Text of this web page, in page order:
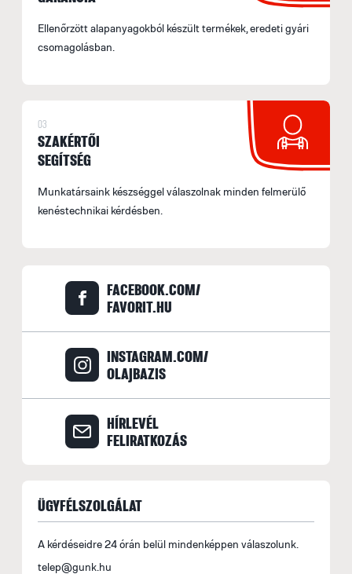
Ellenőrzött alapanyagokból készült termékek, eredeti gyári
csomagolásban.
03
SZAKÉRTŐI
SEGÍTSÉG
Munkatársaink készséggel válaszolnak minden felmerülő
kenéstechnikai kérdésben.
FACEBOOK.COM/
FAVORIT.HU
INSTAGRAM.COM/
OLAJBAZIS
HÍRLEVÉL
FELIRATKOZÁS
ÜGYFÉLSZOLGÁLAT
A kérdéseidre 24 órán belül mindenképpen válaszolunk.
telep@gunk.hu